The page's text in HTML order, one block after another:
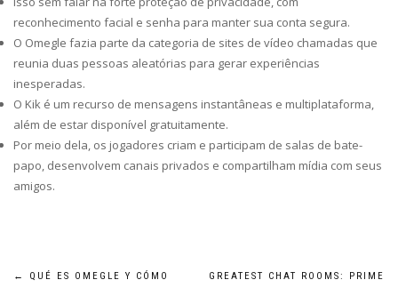
reconhecimento facial e senha para manter sua conta segura.
O Omegle fazia parte da categoria de sites de vídeo chamadas que
reunia duas pessoas aleatórias para gerar experiências
inesperadas.
O Kik é um recurso de mensagens instantâneas e multiplataforma,
além de estar disponível gratuitamente.
Por meio dela, os jogadores criam e participam de salas de bate-
papo, desenvolvem canais privados e compartilham mídia com seus
amigos.
←
QUÉ ES OMEGLE Y CÓMO
GREATEST CHAT ROOMS: PRIME